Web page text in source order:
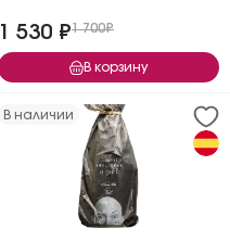
1 530 ₽1 700₽
В корзину
В наличии